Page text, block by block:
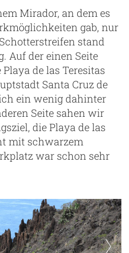
Mirador, an dem es
gab, nur
stand
Auf der einen Seite
de las Teresitas
Santa Cruz de
ein wenig dahinter
Seite sahen wir
die Playa de las
mit schwarzem
war schon sehr